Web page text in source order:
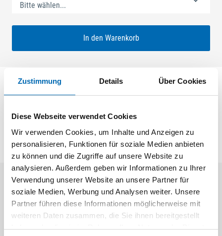
Zustimmung Details Über Cookies
Diese Webseite verwendet Cookies
Wir verwenden Cookies, um Inhalte und Anzeigen zu
personalisieren, Funktionen für soziale Medien anbieten
zu können und die Zugriffe auf unsere Website zu
analysieren. Außerdem geben wir Informationen zu Ihrer
Verwendung unserer Website an unsere Partner für
soziale Medien, Werbung und Analysen weiter. Unsere
Partner führen diese Informationen möglicherweise mit
weiteren Daten zusammen, die Sie ihnen bereitgestellt
haben oder die sie im Rahmen Ihrer Nutzung der Dienste
Bitte wählen...
In den Warenkorb
SECURY ECONOMY 1x20 55/92 Nuss: 10mm
Kennkerbe: 176mm Flachstulp 16x2,5mm L:290,0mm
Eckig Maße: ferGUard*silber
Aktuelle Angebote